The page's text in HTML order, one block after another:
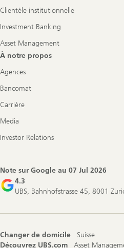
Clientèle institutionnelle
Investment Banking
Asset Management
À notre propos
Agences
Bancomat
Carrière
Media
Investor Relations
Note sur Google au 07 Jul 2026
4.3
UBS, Bahnhofstrasse 45, 8001
Changer de domicile
Suisse
Découvrez UBS.com
Asset